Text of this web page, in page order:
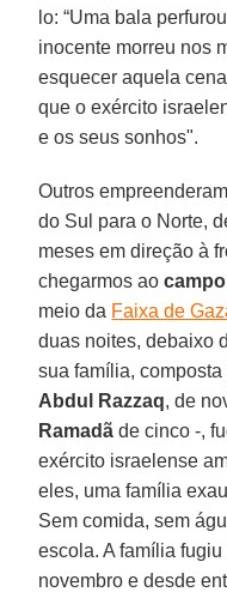
lo: “Uma bala
inocente morreu nos
esquecer aquela
que o exército
e os seus sonhos".
Outros
do Sul para o Norte,
meses em direção à
chegarmos ao
meio da Faixa de
duas noites, debaixo
sua família,
Abdul Razzaq, de
Ramadã de cinco -,
exército israelense
eles, uma família
Sem comida, sem
escola. A família
novembro e desde